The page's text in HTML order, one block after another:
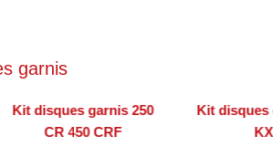
garnis
Kit disques garnis 250
CR 450 CRF
Kit disques
KX